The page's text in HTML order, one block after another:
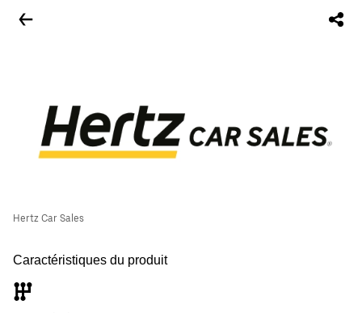
Hertz Car Sales
Caractéristiques du produit